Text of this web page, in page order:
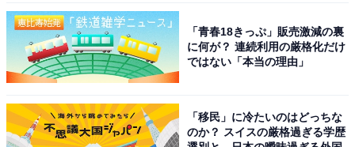
・東北の住みここちランキング！ 2年連続の1位は？
岩手県の「街の幸福度」ランキング！ 3位「釜石市」、2
位「盛岡市」、1位は？
・
青森県の「街の幸福度」ランキング！ 3位「三沢市」、2
「青春18きっぷ」販売激減の裏
に何が？ 連続利用の厳格化だけ
ではない「本当の理由」
「移民」に冷たいのはどっちな
のか？ スイスの厳格過ぎる学歴